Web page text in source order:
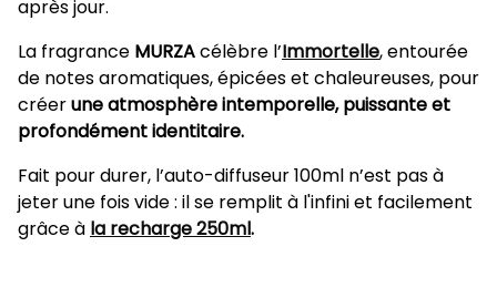
après jour.
La fragrance MURZAcélèbre l’Immortelle, entourée
de notes aromatiques, épicées et chaleureuses, pour
créerune atmosphère intemporelle, puissante et
profondément identitaire.
Fait pour durer, l’auto-diffuseur 100ml n’est pas à
jeter une fois vide : il se remplit à l'infini et facilement
grâce à la r ech arg e 250ml.